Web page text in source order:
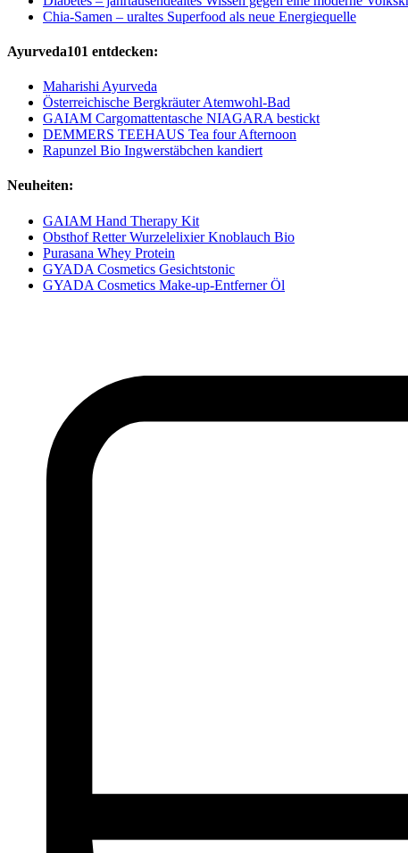
Chia-Samen – uraltes Superfood als neue Energiequelle
Ayurveda101 entdecken:
Maharishi Ayurveda
Österreichische Bergkräuter Atemwohl-Bad
GAIAM Cargomattentasche NIAGARA bestickt
DEMMERS TEEHAUS Tea four Afternoon
Rapunzel Bio Ingwerstäbchen kandiert
Neuheiten:
GAIAM Hand Therapy Kit
Obsthof Retter Wurzelelixier Knoblauch Bio
Purasana Whey Protein
GYADA Cosmetics Gesichtstonic
GYADA Cosmetics Make-up-Entferner Öl